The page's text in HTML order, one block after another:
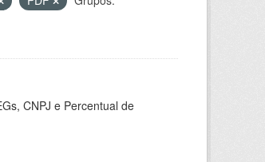
CNPJ e Percentual de